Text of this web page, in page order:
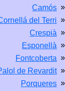
Camós »
del Terri »
Crespià »
Esponellà »
Fontcoberta »
de Revardit »
Porqueres »